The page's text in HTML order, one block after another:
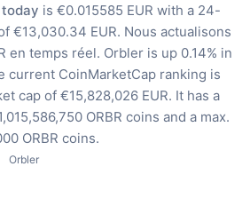
is €0.015585 EUR with a 24-
€13,030.34 EUR. Nous actualisons
en temps réel. Orbler is up 0.14% in
current CoinMarketCap ranking is
cap of €15,828,026 EUR. It has a
ORBR coins and a max.
ORBR coins.
Orbler